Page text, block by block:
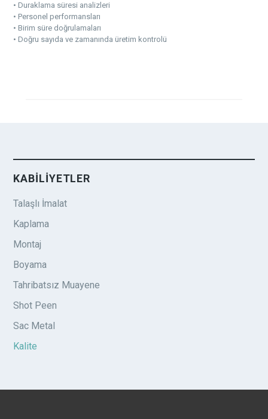
• Duraklama süresi analizleri
• Personel performansları
• Birim süre doğrulamaları
• Doğru sayıda ve zamanında üretim kontrolü
KABİLİYETLER
Talaşlı İmalat
Kaplama
Montaj
Boyama
Tahribatsız Muayene
Shot Peen
Sac Metal
Kalite